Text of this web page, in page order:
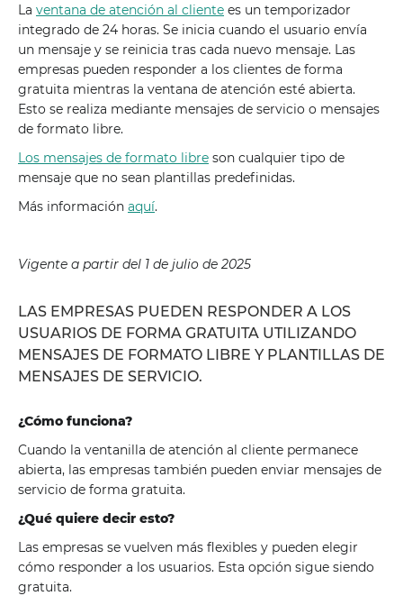
La ventana de atención al cliente es un temporizador
integrado de 24 horas. Se inicia cuando el usuario envía
un mensaje y se reinicia tras cada nuevo mensaje. Las
empresas pueden responder a los clientes de forma
gratuita mientras la ventana de atención esté abierta.
Esto se realiza mediante mensajes de servicio o mensajes
de formato libre.
Los mensajes de formato libre son cualquier tipo de
mensaje que no sean plantillas predefinidas.
Más información aquí.
Vigente a partir del 1 de julio de 2025
LAS EMPRESAS PUEDEN RESPONDER A LOS
USUARIOS DE FORMA GRATUITA UTILIZANDO
MENSAJES DE FORMATO LIBRE Y PLANTILLAS DE
MENSAJES DE SERVICIO.
¿Cómo funciona?
Cuando la ventanilla de atención al cliente permanece
abierta, las empresas también pueden enviar mensajes de
servicio de forma gratuita.
¿Qué quiere decir esto?
Las empresas se vuelven más flexibles y pueden elegir
cómo responder a los usuarios. Esta opción sigue siendo
gratuita.